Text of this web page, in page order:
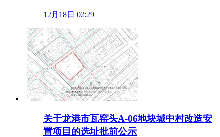
12月18日 02:29
关于龙港市瓦窑头A-06地块城中村改造安
置项目的选址批前公示